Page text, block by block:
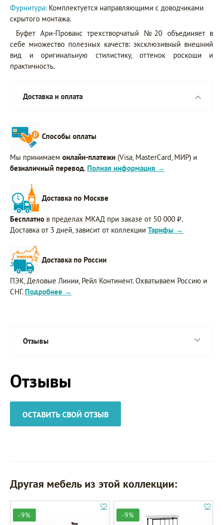
Фурнитура: Комплектуется направляющими с доводчиками
скрытого монтажа.
Буфет Ари-Прованс трехстворчатый №20 объединяет в
себе множество полезных качеств: эксклюзивный внешний
вид и оригинальную стилистику, оттенок роскоши и
практичность.
Доставка и оплата
Способы оплаты
Мы принимаем онлайн-платежи (Visa, MasterCard, МИР) и
безналичный перевод. Полная информация →
Доставка по Москве
Бесплатно в пределах МКАД при заказе от 50 000 ₽.
Доставка от 3 дней, зависит от коллекции Тарифы →
Доставка по России
ПЭК, Деловые Линии, Рейл Континент. Охватываем Россию и
СНГ. Подробнее →
Отзывы
Отзывы
ОСТАВИТЬ СВОЙ ОТЗЫВ
Другая мебель из этой коллекции:
-9% -9%